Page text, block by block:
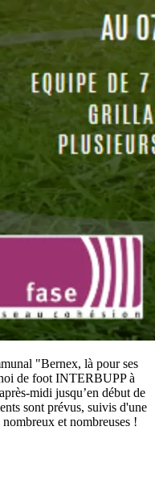
"Bernex, là pour ses
de foot INTERBUPP à
midi jusqu’en début de
sont prévus, suivis d'une
et nombreuses !